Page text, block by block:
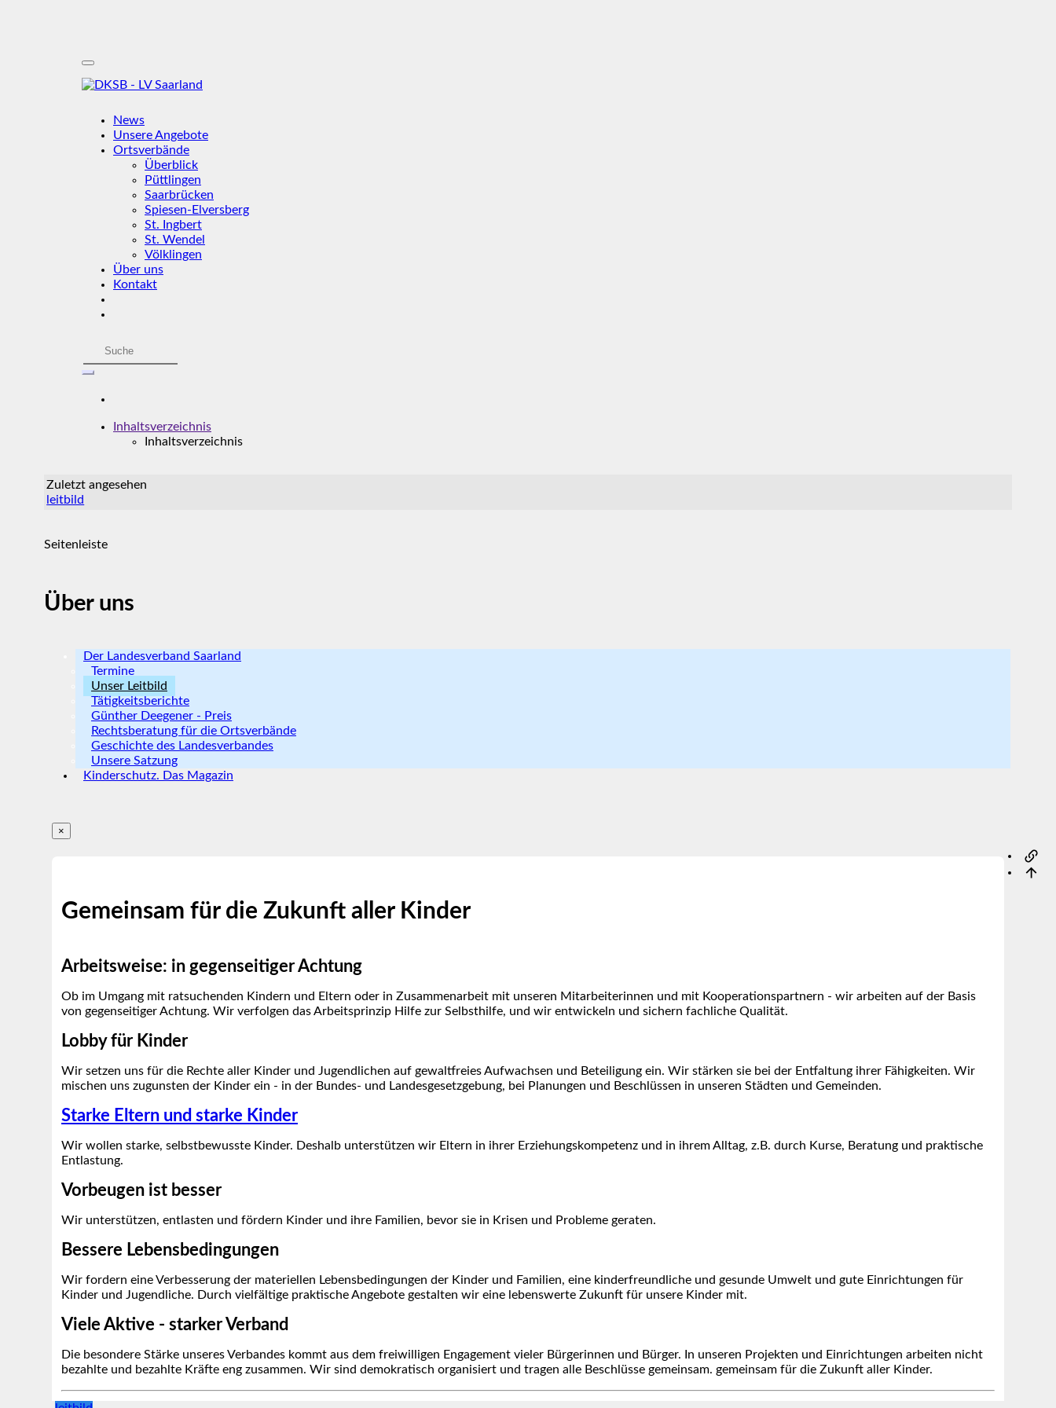
News
Unsere Angebote
Ortsverbände
Überblick
Püttlingen
Saarbrücken
Spiesen-Elversberg
St. Ingbert
St. Wendel
Völklingen
Über uns
Kontakt
Inhaltsverzeichnis
Inhaltsverzeichnis
Zuletzt angesehen
leitbild
Seitenleiste
Über uns
Der Landesverband Saarland
Termine
Unser Leitbild
Tätigkeitsberichte
Günther Deegener - Preis
Rechtsberatung für die Ortsverbände
Geschichte des Landesverbandes
Unsere Satzung
Kinderschutz. Das Magazin
×
Gemeinsam für die Zukunft aller Kinder
Arbeitsweise: in gegenseitiger Achtung
Ob im Umgang mit ratsuchenden Kindern und Eltern oder in Zusammenarbeit mit unseren Mitarbeiterinnen und mit Kooperationspartnern - wir arbeiten auf der Basis
von gegenseitiger Achtung. Wir verfolgen das Arbeitsprinzip Hilfe zur Selbsthilfe, und wir entwickeln und sichern fachliche Qualität.
Lobby für Kinder
Wir setzen uns für die Rechte aller Kinder und Jugendlichen auf gewaltfreies Aufwachsen und Beteiligung ein. Wir stärken sie bei der Entfaltung ihrer Fähigkeiten. Wir
mischen uns zugunsten der Kinder ein - in der Bundes- und Landesgesetzgebung, bei Planungen und Beschlüssen in unseren Städten und Gemeinden.
Starke Eltern und starke Kinder
Wir wollen starke, selbstbewusste Kinder. Deshalb unterstützen wir Eltern in ihrer Erziehungskompetenz und in ihrem Alltag, z.B. durch Kurse, Beratung und praktische
Entlastung.
Vorbeugen ist besser
Wir unterstützen, entlasten und fördern Kinder und ihre Familien, bevor sie in Krisen und Probleme geraten.
Bessere Lebensbedingungen
Wir fordern eine Verbesserung der materiellen Lebensbedingungen der Kinder und Familien, eine kinderfreundliche und gesunde Umwelt und gute Einrichtungen für
Kinder und Jugendliche. Durch vielfältige praktische Angebote gestalten wir eine lebenswerte Zukunft für unsere Kinder mit.
Viele Aktive - starker Verband
Die besondere Stärke unseres Verbandes kommt aus dem freiwilligen Engagement vieler Bürgerinnen und Bürger. In unseren Projekten und Einrichtungen arbeiten nicht
bezahlte und bezahlte Kräfte eng zusammen. Wir sind demokratisch organisiert und tragen alle Beschlüsse gemeinsam. gemeinsam für die Zukunft aller Kinder.